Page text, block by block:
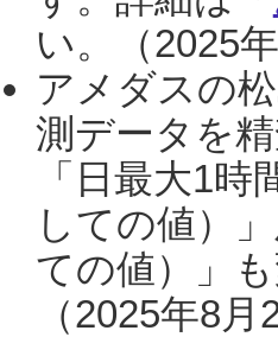
い。（2025
アメダスの
測データを
「日最大1
しての値）
ての値）」
（2025年8月